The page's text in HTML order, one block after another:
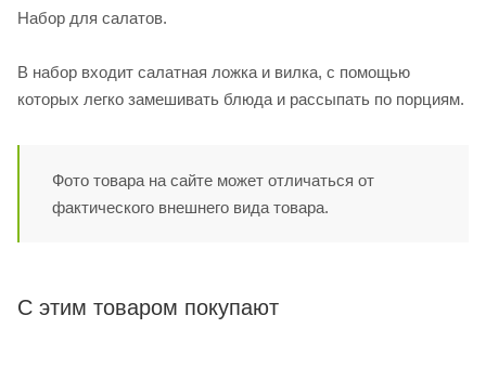
Набор для салатов.
В набор входит салатная ложка и вилка, с помощью
которых легко замешивать блюда и рассыпать по порциям.
Фото товара на сайте может отличаться от
фактического внешнего вида товара.
С этим товаром покупают